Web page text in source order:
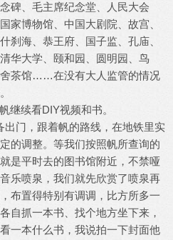
碑、毛主席纪念堂、人民大会
家博物馆、中国大剧院、故宫、
刹海、恭王府、国子监、孔庙、
华大学、颐和园、圆明园、鸟
茶馆……在没有大人监管的情况
续看DIY视频和书。
，跟着帆的路线，在地铁里实
的调整。等我们按照帆所查询的
是平时去的图书馆附近，不禁哑
乐喷泉，我们就先欣赏了喷泉再
布置得特别有调调，比方所多一
自抓一本书、找个地方坐下来，
一本什么书，我说拍一下封面他